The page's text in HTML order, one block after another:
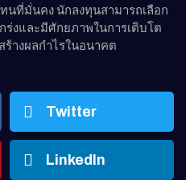
นที่มั่นคง นักลงทุนสามารถเลือก
งและมีศักยภาพในการเติบโต
ร้างผลกำไรในอนาคต
Twitter
LinkedIn